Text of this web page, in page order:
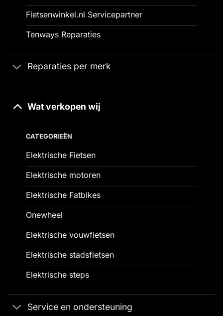
Fietsenwinkel.nl Servicepartner
Tenways Reparaties
Reparaties per merk
Wat verkopen wij
CATEGORIEËN
Elektrische Fietsen
Elektrische motoren
Elektrische Fatbikes
Onewheel
Elektrische vouwfietsen
Elektrische stadsfietsen
Elektrische steps
Service en ondersteuning